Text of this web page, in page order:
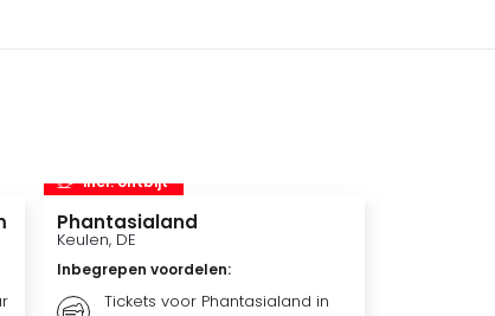
incl. ontbijt
Phantasialand
Keulen, DE
Inbegrepen voordelen:
Tickets voor Phantasialand in